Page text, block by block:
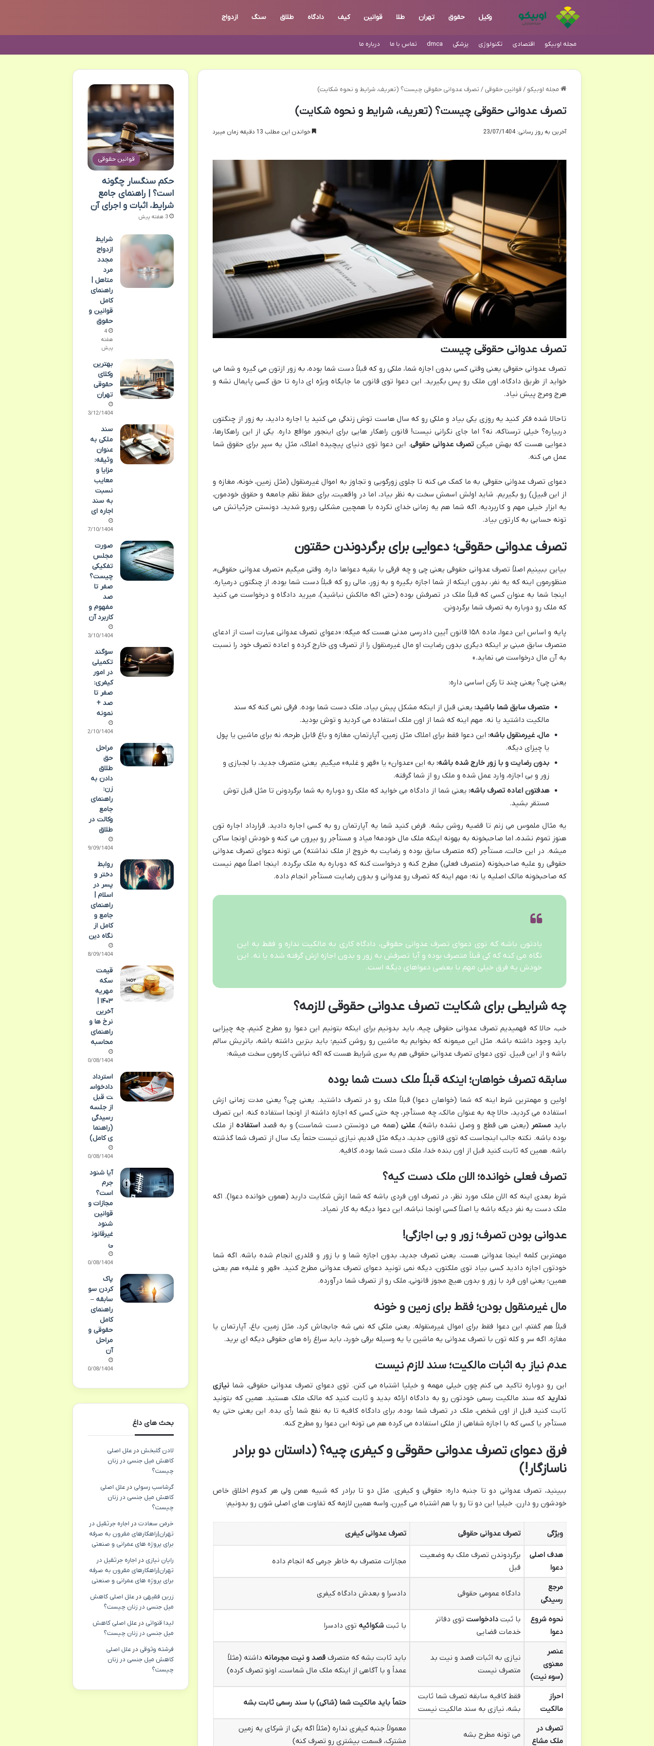
وکیل حقوق تهران طلا قوانین کیف دادگاه طلاق سنگ ازدواج
مجله اوبیکو اقتصادی تکنولوژی پزشکی dmca تماس با ما درباره ما
مجله اوبیکو / قوانین حقوقی / تصرف عدوانی حقوقی چیست؟ (تعریف، شرایط و نحوه شکایت)
تصرف عدوانی حقوقی چیست؟ (تعریف، شرایط و نحوه شکایت)
آخرین به روز رسانی: 23/07/1404 خواندن این مطلب 13 دقیقه زمان میبرد
تصرف عدوانی حقوقی چیست
تصرف عدوانی حقوقی یعنی وقتی کسی بدون اجازه شما، ملکی رو که قبلاً دست شما بوده، به زور ازتون می گیره و شما می
خواید از طریق دادگاه، اون ملک رو پس بگیرید. این دعوا توی قانون ما جایگاه ویژه ای داره تا حق کسی پایمال نشه و
هرج ومرج پیش نیاد.
تاحالا شده فکر کنید یه روزی یکی بیاد و ملکی رو که سال هاست توش زندگی می کنید یا اجاره دادید، به زور از چنگتون
دربیاره؟ خیلی ترسناکه، نه؟ اما جای نگرانی نیست! قانون راهکار هایی برای اینجور مواقع داره. یکی از این راهکارها،
دعوایی هست که بهش میگن تصرف عدوانی حقوقی. این دعوا توی دنیای پیچیده املاک، مثل یه سپر برای حقوق شما
عمل می کنه.
دعوای تصرف عدوانی حقوقی به ما کمک می کنه تا جلوی زورگویی و تجاوز به اموال غیرمنقول (مثل زمین، خونه، مغازه و
از این قبیل) رو بگیریم. شاید اولش اسمش سخت به نظر بیاد، اما در واقعیت، برای حفظ نظم جامعه و حقوق خودمون،
یه ابزار خیلی مهم و کاربردیه. اگه شما هم یه زمانی خدای نکرده با همچین مشکلی روبرو شدید، دونستن جزئیاتش می
تونه حسابی به کارتون بیاد.
تصرف عدوانی حقوقی؛ دعوایی برای برگردوندن حقتون
بیاین ببینیم اصلاً تصرف عدوانی حقوقی یعنی چی و چه فرقی با بقیه دعواها داره. وقتی میگیم «تصرف عدوانی حقوقی»،
منظورمون اینه که یه نفر، بدون اینکه از شما اجازه بگیره و به زور، مالی رو که قبلاً دست شما بوده، از چنگتون درمیاره.
اینجا شما به عنوان کسی که قبلاً ملک در تصرفش بوده (حتی اگه مالکش نباشید)، میرید دادگاه و درخواست می کنید
که ملک رو دوباره به تصرف شما برگردونن.
پایه و اساس این دعوا، ماده ۱۵۸ قانون آیین دادرسی مدنی هست که میگه: «دعوای تصرف عدوانی عبارت است از ادعای
متصرف سابق مبنی بر اینکه دیگری بدون رضایت او مال غیرمنقول را از تصرف وی خارج کرده و اعاده تصرف خود را نسبت
به آن مال درخواست می نماید.»
یعنی چی؟ یعنی چند تا رکن اساسی داره:
متصرف سابق شما باشید: یعنی قبل از اینکه مشکل پیش بیاد، ملک دست شما بوده. فرقی نمی کنه که سند
مالکیت داشتید یا نه. مهم اینه که شما از اون ملک استفاده می کردید و توش بودید.
مال، غیرمنقول باشه: این دعوا فقط برای املاک مثل زمین، آپارتمان، مغازه و باغ قابل طرحه، نه برای ماشین یا پول
یا چیزای دیگه.
بدون رضایت و با زور خارج شده باشه: به این «عدوان» یا «قهر و غلبه» میگیم. یعنی متصرف جدید، با لجبازی و
زور و بی اجازه، وارد عمل شده و ملک رو از شما گرفته.
هدفتون اعاده تصرف باشه: یعنی شما از دادگاه می خواید که ملک رو دوباره به شما برگردونن تا مثل قبل توش
مستقر بشید.
یه مثال ملموس می زنم تا قضیه روشن بشه. فرض کنید شما یه آپارتمان رو به کسی اجاره دادید. قرارداد اجاره تون
هنوز تموم نشده، اما صاحبخونه به بهونه اینکه ملک مال خودمه! میاد و مستأجر رو بیرون می کنه و خودش اونجا ساکن
میشه. در این حالت، مستأجر (که متصرف سابق بوده و رضایت به خروج از ملک نداشته) می تونه دعوای تصرف عدوانی
حقوقی رو علیه صاحبخونه (متصرف فعلی) مطرح کنه و درخواست کنه که دوباره به ملک برگرده. اینجا اصلاً مهم نیست
که صاحبخونه مالک اصلیه یا نه؛ مهم اینه که تصرف رو عدوانی و بدون رضایت مستأجر انجام داده.
یادتون باشه که توی دعوای تصرف عدوانی حقوقی، دادگاه کاری به مالکیت نداره و فقط به این
نگاه می کنه که کی قبلاً متصرف بوده و آیا تصرفش به زور و بدون اجازه ازش گرفته شده یا نه. این
خودش یه فرق خیلی مهم با بعضی دعواهای دیگه است.
چه شرایطی برای شکایت تصرف عدوانی حقوقی لازمه؟
خب، حالا که فهمیدیم تصرف عدوانی حقوقی چیه، باید بدونیم برای اینکه بتونیم این دعوا رو مطرح کنیم، چه چیزایی
باید وجود داشته باشه. مثل این میمونه که بخوایم یه ماشین رو روشن کنیم؛ باید بنزین داشته باشه، باتریش سالم
باشه و از این قبیل. توی دعوای تصرف عدوانی حقوقی هم یه سری شرایط هست که اگه نباشن، کارمون سخت میشه:
سابقه تصرف خواهان؛ اینکه قبلاً ملک دست شما بوده
اولین و مهمترین شرط اینه که شما (خواهان دعوا) قبلاً ملک رو در تصرف داشتید. یعنی چی؟ یعنی مدت زمانی ازش
استفاده می کردید، حالا چه به عنوان مالک، چه مستأجر، چه حتی کسی که اجازه داشته از اونجا استفاده کنه. این تصرف
باید مستمر (یعنی هی قطع و وصل نشده باشه)، علنی(همه می دونستن دست شماست) و به قصد استفادهاز ملک
بوده باشه. نکته جالب اینجاست که توی قانون جدید، دیگه مثل قدیم، نیازی نیست حتماً یک سال از تصرف شما گذشته
باشه. همین که ثابت کنید قبل از اون بنده خدا، ملک دست شما بوده، کافیه.
تصرف فعلی خوانده؛ الان ملک دست کیه؟
شرط بعدی اینه که الان ملک مورد نظر، در تصرف اون فردی باشه که شما ازش شکایت دارید (همون خوانده دعوا). اگه
ملک دست یه نفر دیگه باشه یا اصلاً کسی اونجا نباشه، این دعوا دیگه به کار نمیاد.
عدوانی بودن تصرف؛ زور و بی اجازگی!
مهمترین کلمه اینجا عدوانی هست. یعنی تصرف جدید، بدون اجازه شما و با زور و قلدری انجام شده باشه. اگه شما
خودتون اجازه دادید کسی بیاد توی ملکتون، دیگه نمی تونید دعوای تصرف عدوانی مطرح کنید. «قهر و غلبه» هم یعنی
همین؛ یعنی اون فرد با زور و بدون هیچ مجوز قانونی، ملک رو از تصرف شما درآورده.
مال غیرمنقول بودن؛ فقط برای زمین و خونه
قبلاً هم گفتم، این دعوا فقط برای اموال غیرمنقوله. یعنی ملکی که نمی شه جابجاش کرد، مثل زمین، باغ، آپارتمان یا
مغازه. اگه سر و کله تون با تصرف عدوانی یه ماشین یا یه وسیله برقی خورد، باید سراغ راه های حقوقی دیگه ای برید.
عدم نیاز به اثبات مالکیت؛ سند لازم نیست
این رو دوباره تاکید می کنم چون خیلی مهمه و خیلیا اشتباه می کنن. توی دعوای تصرف عدوانی حقوقی، شما نیازی
ندارید که سند مالکیت رسمی خودتون رو به دادگاه ارائه بدید و ثابت کنید که مالک ملک هستید. همین که بتونید
ثابت کنید قبل از اون شخص، ملک در تصرف شما بوده، برای دادگاه کافیه تا به نفع شما رأی بده. این یعنی حتی یه
مستأجر یا کسی که با اجازه شفاهی از ملکی استفاده می کرده هم می تونه این دعوا رو مطرح کنه.
فرق دعوای تصرف عدوانی حقوقی و کیفری چیه؟ (داستان دو برادر
ناسازگار!)
ببینید، تصرف عدوانی دو تا جنبه داره: حقوقی و کیفری. مثل دو تا برادر که شبیه همن ولی هر کدوم اخلاق خاص
خودشون رو دارن. خیلیا این دو تا رو با هم اشتباه می گیرن، واسه همین لازمه که تفاوت های اصلی شون رو بدونیم:
ویژگی تصرف عدوانی حقوقی تصرف عدوانی کیفری
هدف اصلی
دعوا
برگردوندن تصرف ملک به وضعیت
قبل
مجازات متصرف به خاطر جرمی که انجام داده
مرجع
رسیدگی
دادگاه عمومی حقوقی دادسرا و بعدش دادگاه کیفری
نحوه شروع
دعوا
با ثبتدادخواست توی دفاتر
خدمات قضایی
با ثبتشکوائیه توی دادسرا
عنصر
معنوی
(سوء نیت)
نیازی به اثبات قصد و نیت بد
متصرف نیست
باید ثابت بشه که متصرفقصد و نیت مجرمانه داشته (مثلاً
عمداً و با آگاهی از اینکه ملک مال شماست، اونو تصرف کرده)
احراز
مالکیت
فقط کافیه سابقه تصرف شما ثابت
بشه، نیازی به سند مالکیت نیست
حتماً باید مالکیت شما (شاکی) با سند رسمی ثابت بشه
تصرف در
ملک مشاع
می تونه مطرح بشه
معمولاً جنبه کیفری نداره (مثلاً اگه یکی از شرکای یه زمین
مشترک، قسمت بیشتری رو تصرف کنه)
قوانین حقوقی
حکم سنگسار چگونه
است؟ | راهنمای جامع
شرایط، اثبات و اجرای آن
3 هفته پیش
شرایط
ازدواج
مجدد
مرد
متاهل |
راهنمای
کامل
قوانین و
حقوق
4
هفته
پیش
بهترین
وکلای
حقوقی
تهران
03/12/1404
سند
ملکی به
عنوان
وثیقه:
مزایا و
معایب
نسبت
به سند
اجاره ای
07/10/1404
صورت
مجلس
تفکیکی
چیست؟
صفر تا
صد
مفهوم و
کاربرد آن
03/10/1404
سوگند
تکمیلی
در امور
کیفری:
صفر تا
صد +
نمونه
02/10/1404
مراحل
حق
طلاق
دادن به
زن:
راهنمای
جامع
وکالت در
طلاق
29/09/1404
روابط
دختر و
پسر در
اسلام |
راهنمای
جامع و
کامل از
نگاه دین
28/09/1404
قیمت
سکه
مهریه
۱۴۰۳ |
آخرین
نرخ ها و
راهنمای
محاسبه
10/08/1404
استرداد
دادخواس
ت قبل
از جلسه
رسیدگی
(راهنما
ی کامل)
10/08/1404
آیا شنود
جرم
است؟
مجازات و
قوانین
شنود
غیرقانون
ی
10/08/1404
پاک
کردن سو
سابقه –
راهنمای
کامل
حقوقی و
مراحل
آن
10/08/1404
بحث های داغ
لادن گلبخش در علل اصلی
کاهش میل جنسی در زنان
چیست؟
گرشاسپ رسولی در علل اصلی
کاهش میل جنسی در زنان
چیست؟
خرمن سعادتدر اجاره جرثقیل در
تهران|راهکارهای مقرون به صرفه
برای پروژه های عمرانی و صنعتی
رایان نیازی در اجاره جرثقیل در
تهران|راهکارهای مقرون به صرفه
برای پروژه های عمرانی و صنعتی
زرین فقیهی در علل اصلی کاهش
میل جنسی در زنان چیست؟
لیدا قنواتی در علل اصلی کاهش
میل جنسی در زنان چیست؟
فرشته وثوقی در علل اصلی
کاهش میل جنسی در زنان
چیست؟